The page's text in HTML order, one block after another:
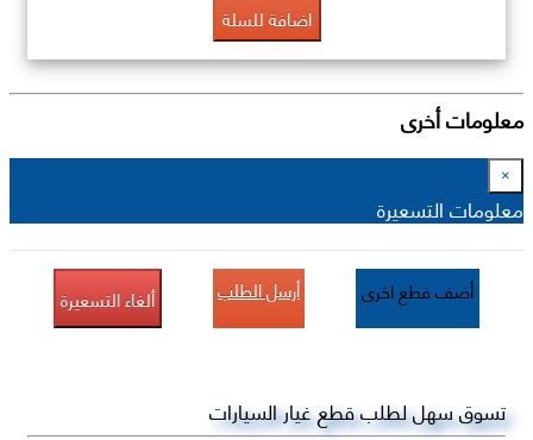
اضافة للسلة
معلومات أخرى
×
معلومات التسعيرة
أضف قطع اخرى أرسل الطلب ألغاء التسعيرة
تسوق سهل لطلب قطع غيار السيارات